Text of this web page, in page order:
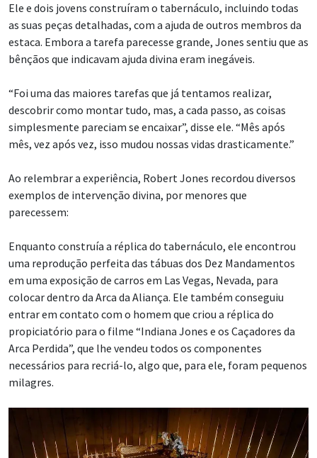
Ele e dois jovens construíram o tabernáculo, incluindo todas
as suas peças detalhadas, com a ajuda de outros membros da
estaca. Embora a tarefa parecesse grande, Jones sentiu que as
bênçãos que indicavam ajuda divina eram inegáveis.
“Foi uma das maiores tarefas que já tentamos realizar,
descobrir como montar tudo, mas, a cada passo, as coisas
simplesmente pareciam se encaixar”, disse ele. “Mês após
mês, vez após vez, isso mudou nossas vidas drasticamente.”
Ao relembrar a experiência, Robert Jones recordou diversos
exemplos de intervenção divina, por menores que
parecessem:
Enquanto construía a réplica do tabernáculo, ele encontrou
uma reprodução perfeita das tábuas dos Dez Mandamentos
em uma exposição de carros em Las Vegas, Nevada, para
colocar dentro da Arca da Aliança. Ele também conseguiu
entrar em contato com o homem que criou a réplica do
propiciatório para o filme “Indiana Jones e os Caçadores da
Arca Perdida”, que lhe vendeu todos os componentes
necessários para recriá-lo, algo que, para ele, foram pequenos
milagres.